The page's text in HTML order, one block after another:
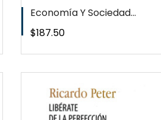
Economía Y Sociedad...
Precio
$187.50